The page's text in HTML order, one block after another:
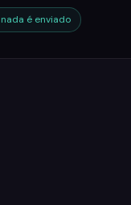
é enviado